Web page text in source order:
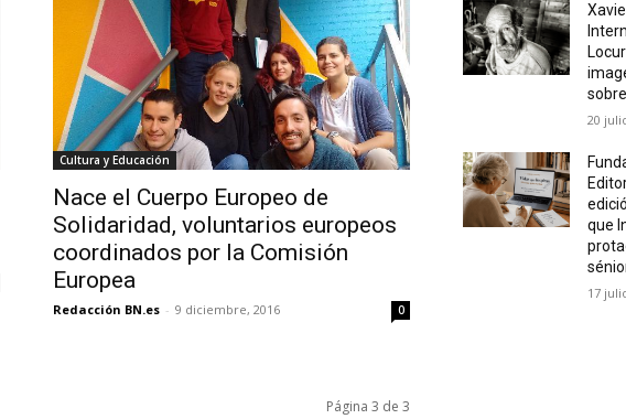
Cultura y Educación
Nace el Cuerpo Europeo de
Solidaridad, voluntarios europeos
coordinados por la Comisión
Europea
Redacción BN.es - 9 diciembre, 2016 0
Página 3 de 3
20
que
17